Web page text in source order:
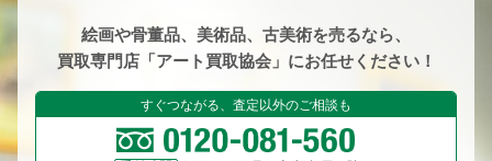
絵画や骨董品、美術品、古美術を売るなら、
買取専門店「アート買取協会」にお任せください！
すぐつながる、査定以外のご相談も